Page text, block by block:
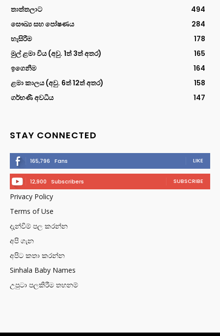
තාත්තලාට
494
සෞඛ්‍ය සහ පෝෂණය
284
හැසිරීම
178
මුල් ළමා විය (අවු. 1ත් 3ත් අතර)
165
ඉගෙනීම
164
ළමා කාලය (අවු. 6ත් 12ත් අතර)
158
ගර්භණී අවධිය
147
STAY CONNECTED
165,796 Fans LIKE
12,900 Subscribers SUBSCRIBE
Privacy Policy
Terms of Use
දැන්වීම් පල කරන්න
අපි ගැන
අපිට කතා කරන්න
Sinhala Baby Names
උපුටා පලකිරීම තහනම්